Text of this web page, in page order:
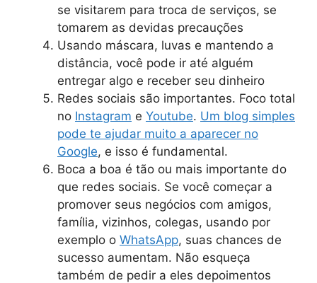
se visitarem para troca de serviços, se
tomarem as devidas precauções
Usando máscara, luvas e mantendo a
distância, você pode ir até alguém
entregar algo e receber seu dinheiro
Redes sociais são importantes. Foco total
no Instagram e Youtube. Um blog simples
pode te ajudar muito a aparecer no
Google, e isso é fundamental.
Boca a boa é tão ou mais importante do
que redes sociais. Se você começar a
promover seus negócios com amigos,
família, vizinhos, colegas, usando por
exemplo o WhatsApp, suas chances de
sucesso aumentam. Não esqueça
também de pedir a eles depoimentos